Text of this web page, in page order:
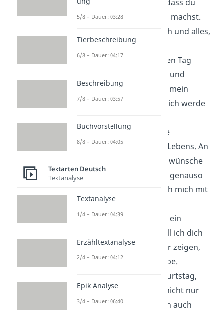
. Danke, dass du
mein Leben so reich machst.
Heute feiern wir dich und alles,
was du bist.
Ich wünsche dir einen Tag
, Lachen und
Leichtigkeit. Du bist mein
größter Schatz und ich werde
Du bist die schönste
Geschichte
meines Lebens. An
deinem Geburtstag wünsche
ich dir, dass du dich genauso
geliebt fühlst, wie ich mich mit
dir.
Jedes Jahr mit dir ist ein
. Heute will ich dich
feiern, ehren und dir zeigen,
wie sehr ich dich liebe.
Alles Gute zum Geburtstag,
mein Herz. Du bist nicht nur
meine Frau, sondern auch
5/8 – Dauer: 03:28
Tierbeschreibung
6/8 – Dauer: 04:17
Beschreibung
7/8 – Dauer: 03:57
Buchvorstellung
8/8 – Dauer: 04:05
Textarten Deutsch
Textanalyse
Textanalyse
1/4 – Dauer: 04:39
Erzähltextanalyse
2/4 – Dauer: 04:12
Epik Analyse
3/4 – Dauer: 06:40